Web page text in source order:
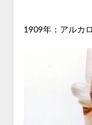
1909年：アルカ